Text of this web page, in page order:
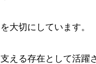
大切にしています。
る存在として活躍